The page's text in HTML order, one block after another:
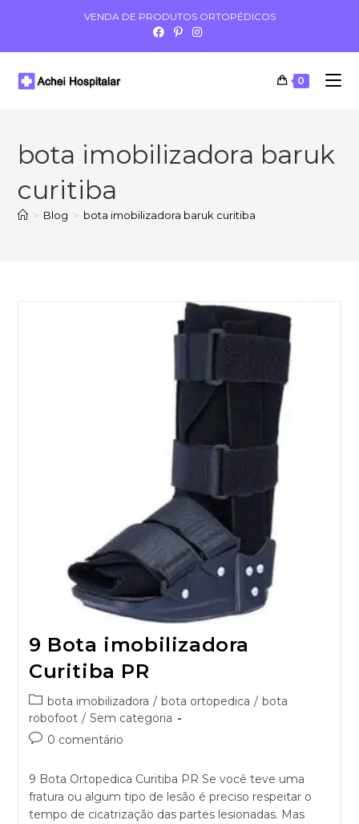
VENDA DE PRODUTOS ORTOPÉDICOS
0
bota imobilizadora baruk
curitiba
> Blog > bota imobilizadora baruk curitiba
9 Bota imobilizadora
Curitiba PR
bota imobilizadora / bota ortopedica / bota
robofoot / Sem categoria
0 comentário
9 Bota Ortopedica Curitiba PR Se você teve uma
fratura ou algum tipo de lesão é preciso respeitar o
tempo de cicatrização das partes lesionadas. Mas